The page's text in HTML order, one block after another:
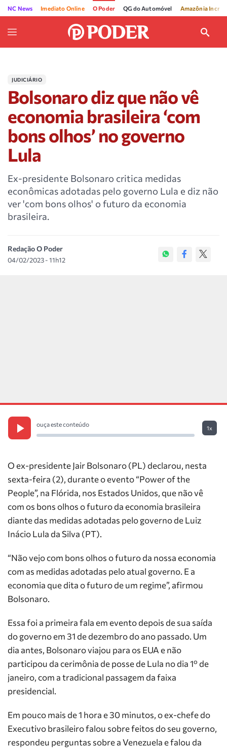
NC News Imediato Online O Poder QG do Automóvel Amazônia
JUDICIÁRIO
Bolsonaro diz que não vê
economia brasileira ‘com
bons olhos’ no governo
Lula
Ex-presidente Bolsonaro critica medidas
econômicas adotadas pelo governo Lula e diz não
ver 'com bons olhos' o futuro da economia
brasileira.
Redação O Poder
04/02/2023 - 11h12
ouça este conteúdo
1x
O ex-presidente Jair Bolsonaro (PL) declarou, nesta
sexta-feira (2), durante o evento “Power of the
People”, na Flórida, nos Estados Unidos, que não vê
com os bons olhos o futuro da economia brasileira
diante das medidas adotadas pelo governo de Luiz
Inácio Lula da Silva (PT).
“Não vejo com bons olhos o futuro da nossa economia
com as medidas adotadas pelo atual governo. E a
economia que dita o futuro de um regime”, afirmou
Bolsonaro.
Essa foi a primeira fala em evento depois de sua saída
do governo em 31 de dezembro do ano passado. Um
dia antes, Bolsonaro viajou para os EUA e não
participou da cerimônia de posse de Lula no dia 1º de
janeiro, com a tradicional passagem da faixa
presidencial.
Em pouco mais de 1 hora e 30 minutos, o ex-chefe do
Executivo brasileiro falou sobre feitos do seu governo,
respondeu perguntas sobre a Venezuela e falou da